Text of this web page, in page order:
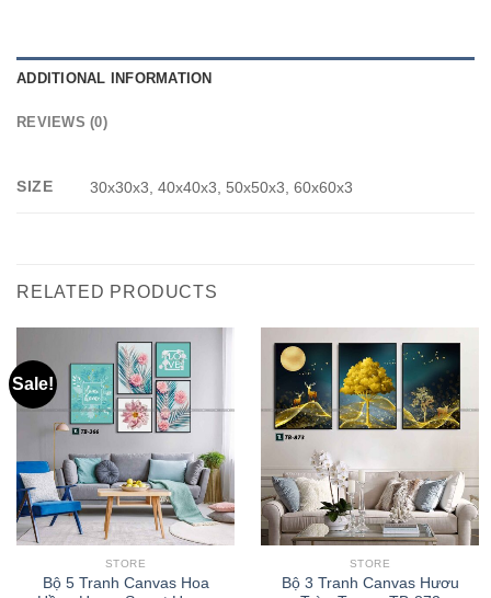
ADDITIONAL INFORMATION
REVIEWS (0)
SIZE 30x30x3, 40x40x3, 50x50x3, 60x60x3
RELATED PRODUCTS
Sale!
STORE
Bộ 5 Tranh Canvas Hoa
STORE
Bộ 3 Tranh Canvas Hươu